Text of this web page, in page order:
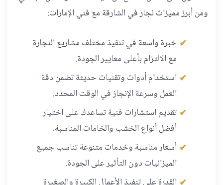
ومن أبرز مميزات نجار في الشارقة مع فني الإمارات:
خبرة واسعة في تنفيذ مختلف مشاريع النجارة
مع الالتزام بأعلى معايير الجودة.
استخدام أدوات وتقنيات حديثة تضمن دقة
العمل وسرعة الإنجاز في الوقت المحدد.
تقديم استشارات فنية تساعدك على اختيار
أفضل أنواع الخشب والخامات المناسبة.
أسعار مناسبة وخدمات متنوعة تناسب جميع
الميزانيات دون التأثير على الجودة.